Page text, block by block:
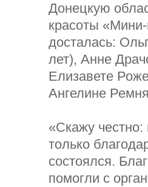
Донецкую
красоты
досталась:
лет), Анне
Елизавете
Ангелине
«Скажу честно:
только
состоялся.
помогли с